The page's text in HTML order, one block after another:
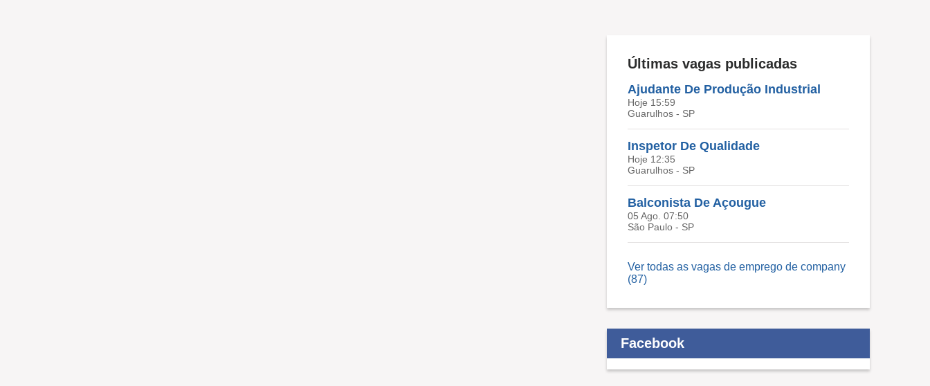
Últimas vagas publicadas
Ajudante De Produção Industrial
Hoje 15:59
Guarulhos - SP
Inspetor De Qualidade
Hoje 12:35
Guarulhos - SP
Balconista De Açougue
05 Ago. 07:50
São Paulo - SP
Ver todas as vagas de emprego de company
(87)
Facebook